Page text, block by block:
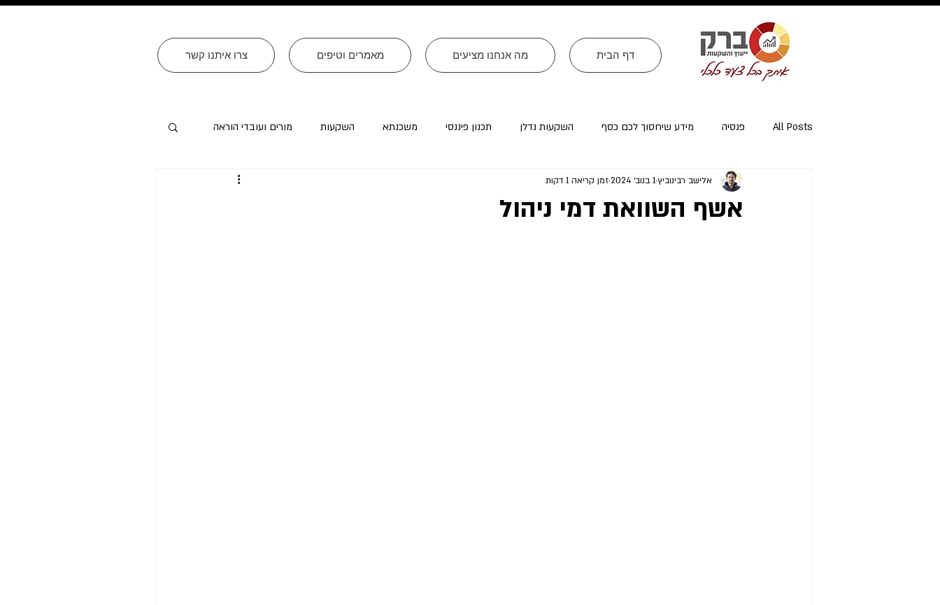
צרו איתנו קשר מאמרים וטיפים מה אנחנו מציעים דף הבית
All Posts פנסיה מידע שיחסוך לכם כסף השקעות נדלן תכנון פיננסי משכנתא השקעות מורים ועובדי הוראה
ייעוץ פרישה ומיסוי פרישה אזרחי ארה״ב עסקים
אשף השוואת דמי ניהול
אלישב רבינוביץ1 בנוב׳ 2024 זמן קריאה 1 דקות